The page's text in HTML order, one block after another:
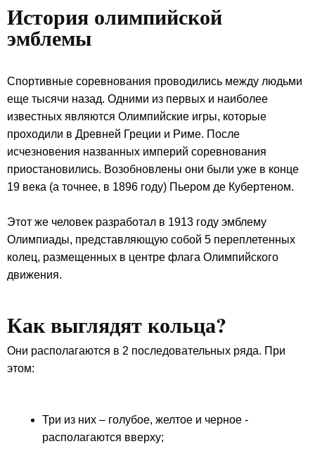
История олимпийской
эмблемы
Спортивные соревнования проводились между людьми
еще тысячи назад. Одними из первых и наиболее
известных являются Олимпийские игры, которые
проходили в Древней Греции и Риме. После
исчезновения названных империй соревнования
приостановились. Возобновлены они были уже в конце
19 века (а точнее, в 1896 году) Пьером де Кубертеном.
Этот же человек разработал в 1913 году эмблему
Олимпиады, представляющую собой 5 переплетенных
колец, размещенных в центре флага Олимпийского
движения.
Как выглядят кольца?
Они располагаются в 2 последовательных ряда. При
этом:
Три из них – голубое, желтое и черное -
располагаются вверху;